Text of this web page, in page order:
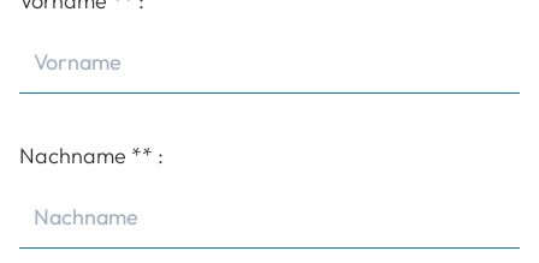
Nachname ** :